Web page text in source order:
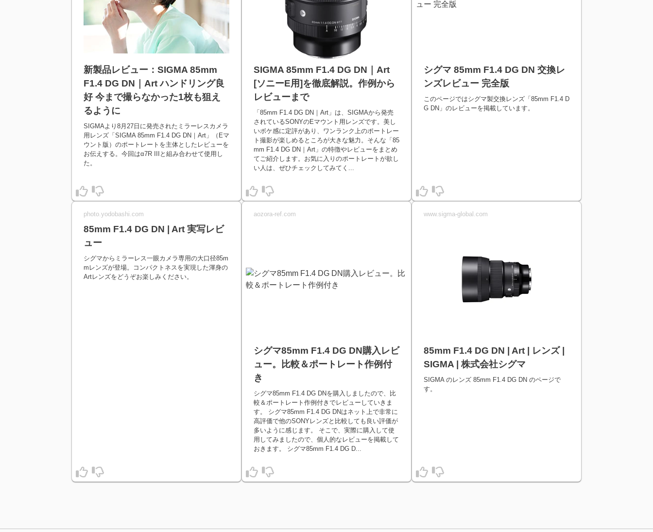
新製品レビュー：SIGMA 85mm
F1.4 DG DN｜Art ハンドリング良
好 今まで撮らなかった1枚も狙え
るように
SIGMAより8月27日に発売されたミラーレスカメラ
用レンズ「SIGMA 85mm F1.4 DG DN｜Art」（Eマ
ウント版）のポートレートを主体としたレビューを
お伝えする。今回はα7R IIIと組み合わせて使用し
た。
SIGMA 85mm F1.4 DG DN｜Art
[ソニーE用]を徹底解説。作例から
レビューまで
「85mm F1.4 DG DN｜Art」は、SIGMAから発売
されているSONYのEマウント用レンズです。美し
いボケ感に定評があり、ワンランク上のポートレー
ト撮影が楽しめるところが大きな魅力。そんな「85
mm F1.4 DG DN｜Art」の特徴やレビューをまとめ
てご紹介します。お気に入りのポートレートが欲し
い人は、ぜひチェックしてみてく...
シグマ 85mm F1.4 DG DN 交換レ
ンズレビュー 完全版
このページではシグマ製交換レンズ「85mm F1.4 D
G DN」のレビューを掲載しています。
photo.yodobashi.com
85mm F1.4 DG DN | Art 実写レビ
ュー
シグマからミラーレス一眼カメラ専用の大口径85m
mレンズが登場。コンパクトネスを実現した渾身の
Artレンズをどうぞお楽しみください。
aozora-ref.com
シグマ85mm F1.4 DG DN購入レビ
ュー。比較＆ポートレート作例付
き
シグマ85mm F1.4 DG DNを購入しましたので、比
較＆ポートレート作例付きでレビューしていきま
す。 シグマ85mm F1.4 DG DNはネット上で非常に
高評価で他のSONYレンズと比較しても良い評価が
多いように感じます。 そこで、実際に購入して使
用してみましたので、個人的なレビューを掲載して
おきます。 シグマ85mm F1.4 DG D...
www.sigma-global.com
85mm F1.4 DG DN | Art | レンズ |
SIGMA | 株式会社シグマ
SIGMA のレンズ 85mm F1.4 DG DN のページで
す。